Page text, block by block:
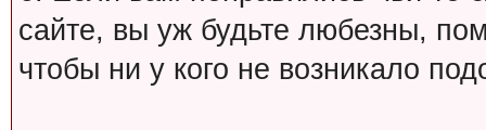
сайте, вы уж будьте любезны,
чтобы ни у кого не возникало